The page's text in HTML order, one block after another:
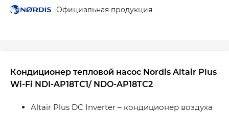
Официальная продукция
Кондиционер тепловой насос Nordis Altair Plus
Wi-Fi NDI-AP18TC1/ NDO-AP18TC2
Altair Plus DC Inverter – кондиционер воздуха